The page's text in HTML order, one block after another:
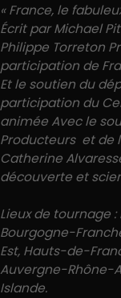
« France, le
Écrit par Michael
Philippe Torreton
participation de
Et le soutien du
participation du
animée Avec le
Producteurs et de
Catherine
découverte et
Lieux de tournage
Bourgogne-
Est, Hauts-de-
Auvergne-Rhône-
Islande.